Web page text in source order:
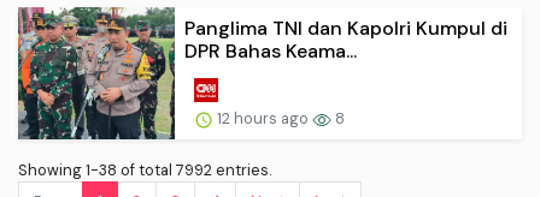
Panglima TNI dan Kapolri Kumpul di
DPR Bahas Keama...
12 hours ago 8
Showing 1-38 of total 7992 entries.